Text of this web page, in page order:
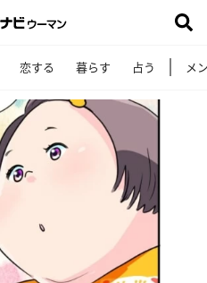
恋する 暮らす 占う メ